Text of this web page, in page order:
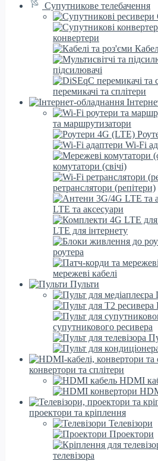
Супутникове телебачення
конвертери
підсилювачі
перемикачі та сплітери
та маршрутизатори
Wi-Fi
комутатори (свічі)
ретранслятори (репітери)
LTE та аксесуари
LTE для інтернету
роутера
мережеві кабелі
Пульти
супутникового ресивера
конвертори та сплітери
HDMI
проектори та кріплення
Телевізори
Проектори
телевізора